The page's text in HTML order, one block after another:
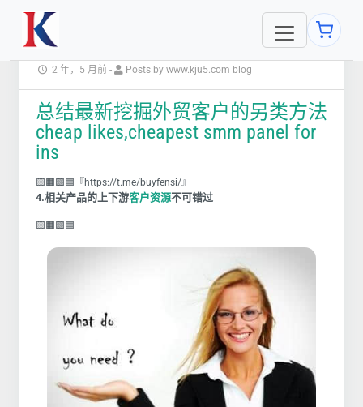
2 年，5 月前 - Posts by www.kju5.com blog
总结最新挖掘外贸客户的另类方法
cheap likes,cheapest smm panel for
ins
🟨🟧🟩🟦『https://t.me/buyfensi/』
4.相关产品的上下游客户资源不可错过
🟨🟧🟩🟦